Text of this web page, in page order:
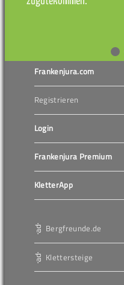
Frankenjura.com
Registrieren
Login
Frankenjura Premium
KletterApp
Bergfreunde.de
Klettersteige